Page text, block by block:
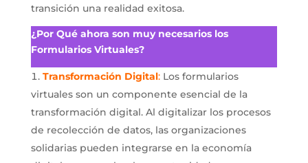
transición una realidad exitosa.
¿Por Qué ahora son muy necesarios los
Formularios Virtuales?
Transformación Digital:Los formularios
virtuales son un componente esencial de la
transformación digital. Al digitalizar los procesos
de recolección de datos, las organizaciones
solidarias pueden integrarse en la economía